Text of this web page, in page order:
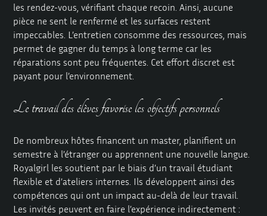
les rendez-vous, vérifiant chaque recoin. Ainsi, aucune
pièce ne sent le renfermé et les surfaces restent
impeccables. L’entretien consomme des ressources, mais
permet de gagner du temps à long terme car les
réparations sont peu fréquentes. Cet effort discret est
payant pour l’environnement.
Le travail des élèves favorise les objectifs personnels
De nombreux hôtes financent un master, planifient un
semestre à l’étranger ou apprennent une nouvelle langue.
Royalgirl les soutient par le biais d’un travail étudiant
flexible et d’ateliers internes. Ils développent ainsi des
compétences qui ont un impact au-delà de leur travail.
Les invités peuvent en faire l’expérience indirectement :